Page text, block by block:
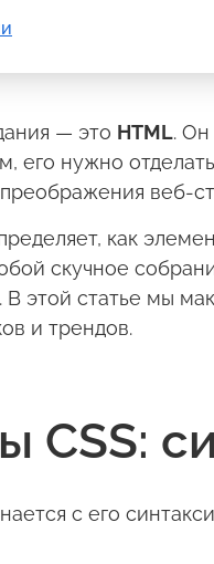
— это HTML. Он
его нужно
веб-
как
скучное
этой статье мы
и трендов.
CSS:
с его